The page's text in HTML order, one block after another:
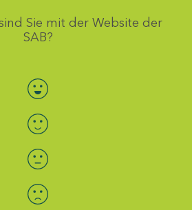
Sie mit der Website der
SAB?
Bewertung auswählen